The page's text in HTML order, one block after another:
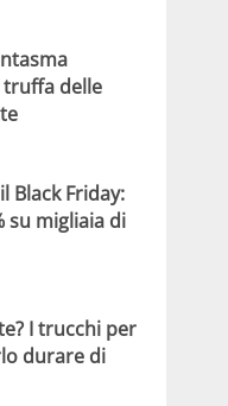
delle
Black Friday:
su migliaia di
I trucchi per
durare di